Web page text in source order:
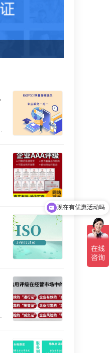
可以介绍下你们的产品么
现在有优惠活动吗